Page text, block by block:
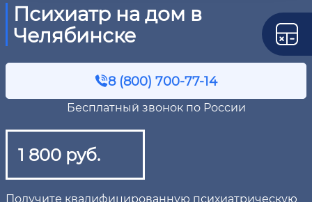
Психиатр на дом в
Челябинске
8 (800) 700-77-14
Бесплатный звонок по России
1 800 руб.
Получите квалифицированную психиатрическую